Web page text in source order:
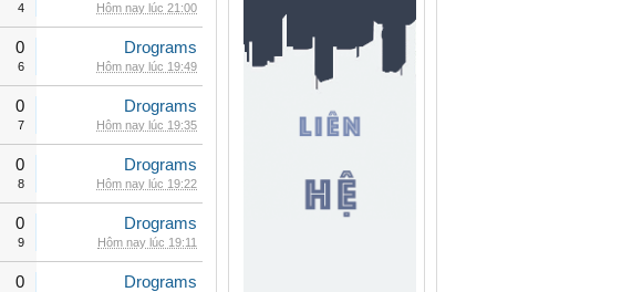
4 Hôm nay lúc 21:00
0
6
Drograms
Hôm nay lúc 19:49
0
7
Drograms
Hôm nay lúc 19:35
0
8
Drograms
Hôm nay lúc 19:22
0
9
Drograms
Hôm nay lúc 19:11
0 Drograms